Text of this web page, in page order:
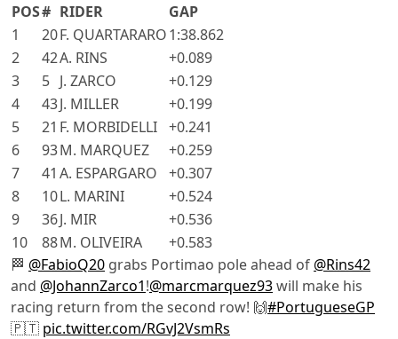
POS# RIDER
GAP
1
20F. QUARTARARO1:38.862
2
42A. RINS
+0.089
3
5 J. ZARCO
+0.129
4
43J. MILLER
+0.199
5
21 F. MORBIDELLI +0.241
6
93M. MARQUEZ
+0.259
7
41 A. ESPARGARO
+0.307
8
10L. MARINI
+0.524
9
36J. MIR
+0.536
10
88M. OLIVEIRA
+0.583
🏁 @FabioQ20 grabs Portimao pole ahead of @Rins42
and @JohannZarco1!@marcmarquez93will make his
racing return from the second row! 🙌#PortugueseGP
🇵🇹 pic.twitter.com/RGvJ2VsmRs